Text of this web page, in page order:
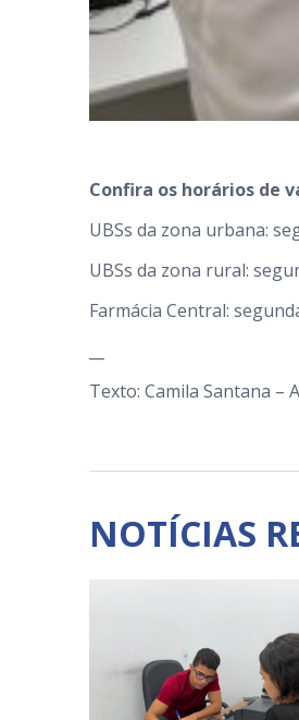
Confira os horários de
UBSs da zona urbana:
UBSs da zona rural:
Farmácia Central:
Texto: Camila Santana –
NOTÍCIAS